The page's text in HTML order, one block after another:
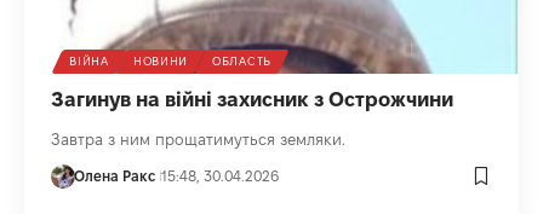
ВІЙНА НОВИНИ ОБЛАСТЬ
Загинув на війні захисник з Острожчини
Завтра з ним прощатимуться земляки.
Олена Ракс 15:48, 30.04.2026